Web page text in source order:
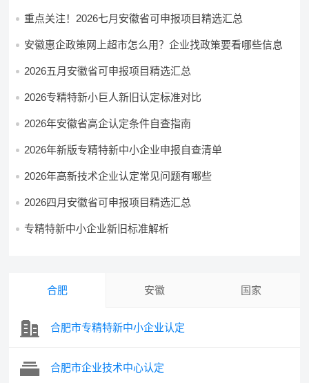
重点关注！2026七月安徽省可申报项目精选汇总
安徽惠企政策网上超市怎么用？企业找政策要看哪些信息
2026五月安徽省可申报项目精选汇总
2026专精特新小巨人新旧认定标准对比
2026年安徽省高企认定条件自查指南
2026年新版专精特新中小企业申报自查清单
2026年高新技术企业认定常见问题有哪些
2026四月安徽省可申报项目精选汇总
专精特新中小企业新旧标准解析
合肥 安徽 国家
合肥市专精特新中小企业认定
合肥市企业技术中心认定